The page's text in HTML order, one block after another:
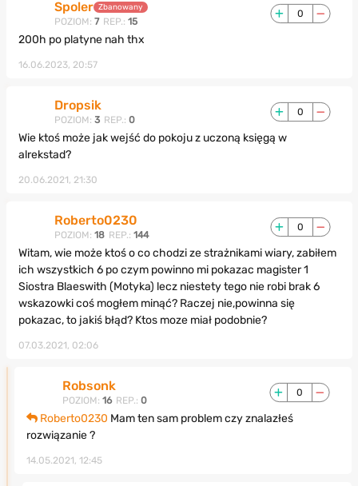
Spoler Zbanowany
POZIOM: 7 REP.: 15
0
200h po platyne nah thx
16.06.2023, 20:57
Dropsik
POZIOM: 3 REP.: 0
0
Wie ktoś może jak wejść do pokoju z uczoną księgą w
alrekstad?
20.06.2021, 21:30
Roberto0230
POZIOM: 18 REP.: 144
0
Witam, wie może ktoś o co chodzi ze strażnikami wiary, zabiłem
ich wszystkich 6 po czym powinno mi pokazac magister 1
Siostra Blaeswith (Motyka) lecz niestety tego nie robi brak 6
wskazowki coś mogłem minąć? Raczej nie,powinna się
pokazac, to jakiś błąd? Ktos moze miał podobnie?
07.03.2021, 02:06
Robsonk
POZIOM: 16 REP.: 0
0
Roberto0230 Mam ten sam problem czy znalazłeś
rozwiązanie ?
14.05.2021, 12:45